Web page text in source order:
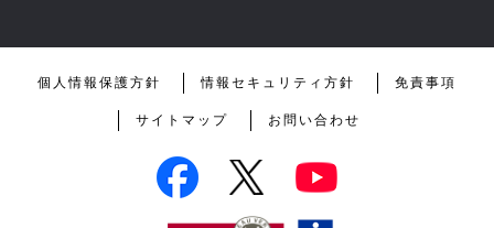
個人情報保護方針 情報セキュリティ方針 免責事項
サイトマップ お問い合わせ